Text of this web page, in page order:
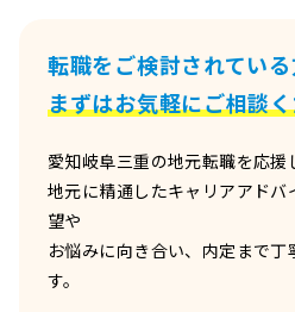
転職をご検討されている
まずはお気軽にご相談
愛知岐阜三重の地元転職を応援
地元に精通したキャリアアドバ
望や
お悩みに向き合い、内定まで丁
す。